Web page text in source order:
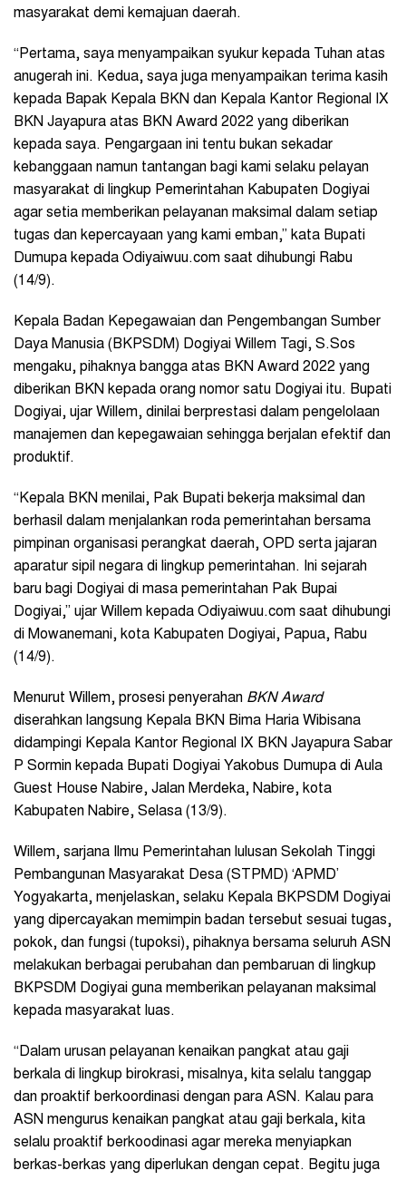
masyarakat demi kemajuan daerah.
“Pertama, saya menyampaikan syukur kepada Tuhan atas
anugerah ini. Kedua, saya juga menyampaikan terima kasih
kepada Bapak Kepala BKN dan Kepala Kantor Regional IX
BKN Jayapura atas BKN Award 2022 yang diberikan
kepada saya. Pengargaan ini tentu bukan sekadar
kebanggaan namun tantangan bagi kami selaku pelayan
masyarakat di lingkup Pemerintahan Kabupaten Dogiyai
agar setia memberikan pelayanan maksimal dalam setiap
tugas dan kepercayaan yang kami emban,” kata Bupati
Dumupa kepada Odiyaiwuu.com saat dihubungi Rabu
(14/9).
Kepala Badan Kepegawaian dan Pengembangan Sumber
Daya Manusia (BKPSDM) Dogiyai Willem Tagi, S.Sos
mengaku, pihaknya bangga atas BKN Award 2022 yang
diberikan BKN kepada orang nomor satu Dogiyai itu. Bupati
Dogiyai, ujar Willem, dinilai berprestasi dalam pengelolaan
manajemen dan kepegawaian sehingga berjalan efektif dan
produktif.
“Kepala BKN menilai, Pak Bupati bekerja maksimal dan
berhasil dalam menjalankan roda pemerintahan bersama
pimpinan organisasi perangkat daerah, OPD serta jajaran
aparatur sipil negara di lingkup pemerintahan. Ini sejarah
baru bagi Dogiyai di masa pemerintahan Pak Bupai
Dogiyai,” ujar Willem kepada Odiyaiwuu.com saat dihubungi
di Mowanemani, kota Kabupaten Dogiyai, Papua, Rabu
(14/9).
Menurut Willem, prosesi penyerahan BKN Award
diserahkan langsung Kepala BKN Bima Haria Wibisana
didampingi Kepala Kantor Regional IX BKN Jayapura Sabar
P Sormin kepada Bupati Dogiyai Yakobus Dumupa di Aula
Guest House Nabire, Jalan Merdeka, Nabire, kota
Kabupaten Nabire, Selasa (13/9).
Willem, sarjana Ilmu Pemerintahan lulusan Sekolah Tinggi
Pembangunan Masyarakat Desa (STPMD) ‘APMD’
Yogyakarta, menjelaskan, selaku Kepala BKPSDM Dogiyai
yang dipercayakan memimpin badan tersebut sesuai tugas,
pokok, dan fungsi (tupoksi), pihaknya bersama seluruh ASN
melakukan berbagai perubahan dan pembaruan di lingkup
BKPSDM Dogiyai guna memberikan pelayanan maksimal
kepada masyarakat luas.
“Dalam urusan pelayanan kenaikan pangkat atau gaji
berkala di lingkup birokrasi, misalnya, kita selalu tanggap
dan proaktif berkoordinasi dengan para ASN. Kalau para
ASN mengurus kenaikan pangkat atau gaji berkala, kita
selalu proaktif berkoodinasi agar mereka menyiapkan
berkas-berkas yang diperlukan dengan cepat. Begitu juga